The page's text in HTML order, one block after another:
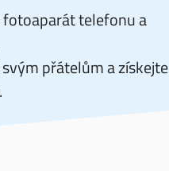
fotoaparát telefonu a
svým přátelům a získejte